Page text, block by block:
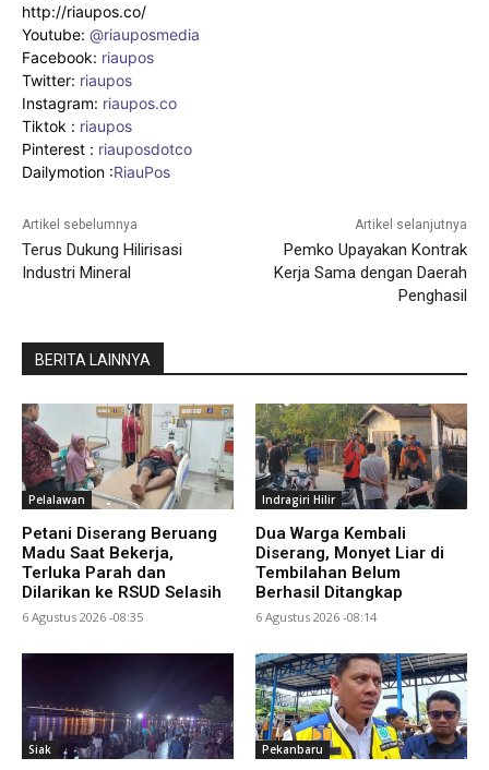
http://riaupos.co/
Youtube: @riauposmedia
Facebook: riaupos
Twitter: riaupos
Instagram: riaupos.co
Tiktok : riaupos
Pinterest : riauposdotco
Dailymotion :RiauPos
Artikel sebelumnya
Terus Dukung Hilirisasi
Industri Mineral
Artikel selanjutnya
Pemko Upayakan Kontrak
Kerja Sama dengan Daerah
Penghasil
BERITA LAINNYA
Pelalawan
Petani Diserang Beruang
Madu Saat Bekerja,
Terluka Parah dan
Dilarikan ke RSUD Selasih
6 Agustus 2026 -08:35
Indragiri Hilir
Dua Warga Kembali
Diserang, Monyet Liar di
Tembilahan Belum
Berhasil Ditangkap
6 Agustus 2026 -08:14
Siak Pekanbaru